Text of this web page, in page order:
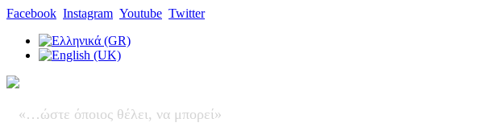
Facebook Instagram Youtube Twitter
«…ώστε όποιος θέλει, να μπορεί»